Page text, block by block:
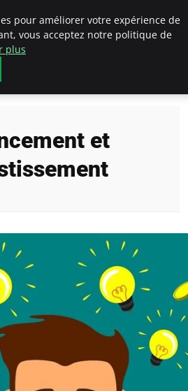
et
pour améliorer votre expérience de
vous acceptez notre politique de
plus